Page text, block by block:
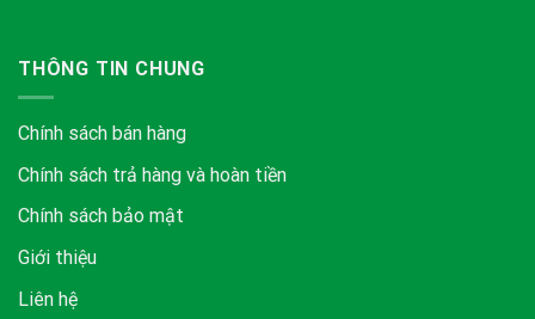
THÔNG TIN CHUNG
Chính sách bán hàng
Chính sách trả hàng và hoàn tiền
Chính sách bảo mật
Giới thiệu
Liên hệ